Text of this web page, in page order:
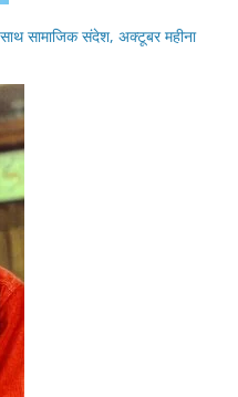
सामाजिक संदेश, अक्टूबर महीना